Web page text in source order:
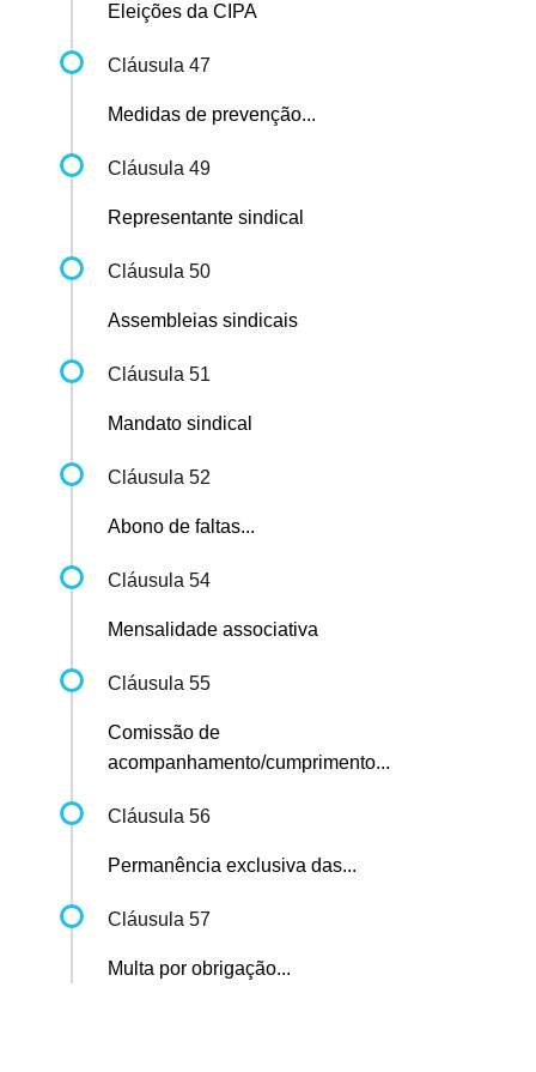
Eleições da CIPA
Cláusula 47
Medidas de prevenção...
Cláusula 49
Representante sindical
Cláusula 50
Assembleias sindicais
Cláusula 51
Mandato sindical
Cláusula 52
Abono de faltas...
Cláusula 54
Mensalidade associativa
Cláusula 55
Comissão de
acompanhamento/cumprimento...
Cláusula 56
Permanência exclusiva das...
Cláusula 57
Multa por obrigação...